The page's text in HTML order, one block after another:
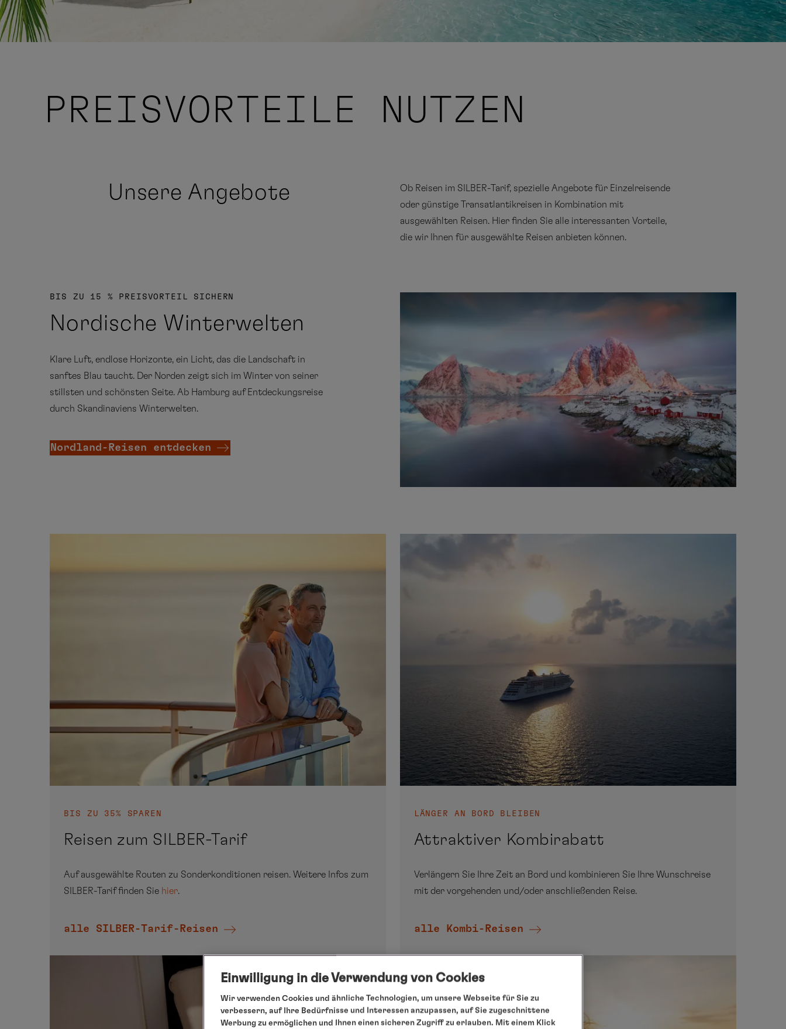
PREISVORTEILE NUTZEN
Unsere Angebote
Ob Reisen im SILBER-Tarif, spezielle Angebote für Einzelreisende
oder günstige Transatlantikreisen in Kombination mit
ausgewählten Reisen. Hier finden Sie alle interessanten Vorteile,
die wir Ihnen für ausgewählte Reisen anbieten können.
BIS ZU 15 % PREISVORTEIL SICHERN
Nordische Winterwelten
Klare Luft, endlose Horizonte, ein Licht, das die Landschaft in
sanftes Blau taucht. Der Norden zeigt sich im Winter von seiner
stillsten und schönsten Seite. Ab Hamburg auf Entdeckungsreise
durch Skandinaviens Winterwelten.
Nordland-Reisen entdecken
BIS ZU 35% SPAREN
Reisen zum SILBER-Tarif
Auf ausgewählte Routen zu Sonderkonditionen reisen. Weitere Infos zum
SILBER-Tarif finden Sie hier.
alle SILBER-Tarif-Reisen
LÄNGER AN BORD BLEIBEN
Attraktiver Kombirabatt
Verlängern Sie Ihre Zeit an Bord und kombinieren Sie Ihre Wunschreise
mit der vorgehenden und/oder anschließenden Reise.
alle Kombi-Reisen
Einwilligung in die Verwendung von Cookies
Wir verwenden Cookies und ähnliche Technologien, um unsere Webseite für Sie zu
verbessern, auf Ihre Bedürfnisse und Interessen anzupassen, auf Sie zugeschnittene
Werbung zu ermöglichen und Ihnen einen sicheren Zugriff zu erlauben. Mit einem Klick